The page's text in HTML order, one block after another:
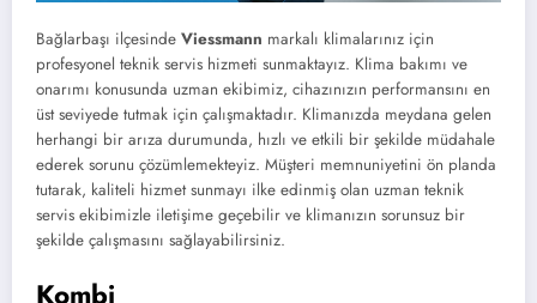
Bağlarbaşı ilçesinde Viessmann markalı klimalarınız için
profesyonel teknik servis hizmeti sunmaktayız. Klima bakımı ve
onarımı konusunda uzman ekibimiz, cihazınızın performansını en
üst seviyede tutmak için çalışmaktadır. Klimanızda meydana gelen
herhangi bir arıza durumunda, hızlı ve etkili bir şekilde müdahale
ederek sorunu çözümlemekteyiz. Müşteri memnuniyetini ön planda
tutarak, kaliteli hizmet sunmayı ilke edinmiş olan uzman teknik
servis ekibimizle iletişime geçebilir ve klimanızın sorunsuz bir
şekilde çalışmasını sağlayabilirsiniz.
Kombi